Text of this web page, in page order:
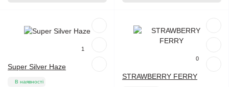
1
Super Silver Haze
В наявності
0
STRAWBERRY FERRY